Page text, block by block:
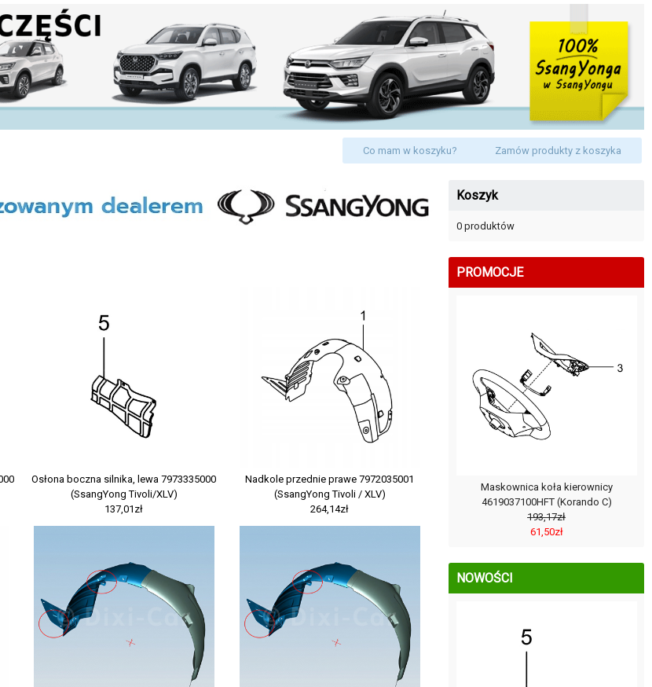
Co mam w koszyku? Zamów produkty z koszyka
Osłona boczna silnika, lewa 7973335000
(SsangYong Tivoli/XLV)
137,01zł
Nadkole przednie prawe 7972035001
(SsangYong Tivoli / XLV)
264,14zł
Koszyk
0 produktów
PROMOCJE
Maskownica koła kierownicy
4619037100HFT (Korando C)
193,17zł
61,50zł
NOWOŚCI